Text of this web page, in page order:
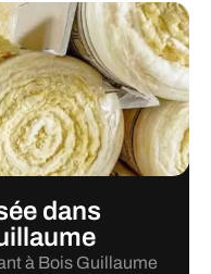
dans
à Bois Guillaume